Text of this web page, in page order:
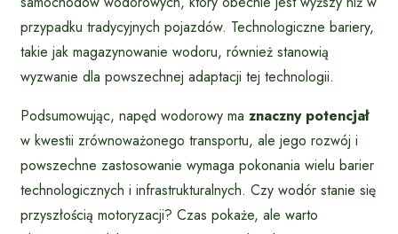
przypadku tradycyjnych pojazdów. Technologiczne bariery,
takie jak magazynowanie wodoru, również stanowią
wyzwanie dla powszechnej adaptacji tej technologii.
Podsumowując, napęd wodorowy ma znaczny potencjał
w kwestii zrównoważonego transportu, ale jego rozwój i
powszechne zastosowanie wymaga pokonania wielu barier
technologicznych i infrastrukturalnych. Czy wodór stanie się
przyszłością motoryzacji? Czas pokaże, ale warto